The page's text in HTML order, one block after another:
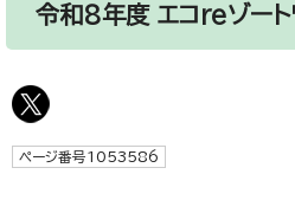
令和8年度 エコreゾート
ページ番号1053586